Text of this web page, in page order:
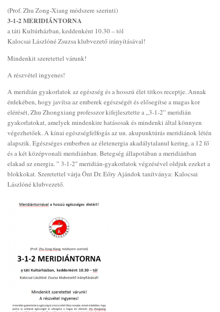
(Prof. Zhu Zong-Xiang módszere szerinti)
3-1-2 MERIDIÁNTORNA
a táti Kultúrházban, keddenként 10.30 – tól
Kalocsai Lászlóné Zsuzsa klubvezető irányításával!
Mindenkit szeretettel várunk!
A részvétel ingyenes!
A meridián gyakorlatok az egészség és a hosszú élet titkos receptje. Annak
érdekében, hogy javítsa az emberek egészségét és elősegítse a magas kor
elérését, Zhu Zhongxiang professzor kifejlesztette a „3-1-2” meridián
gyakorlatokat, amelyek mindenkire hatásosak és mindenki által könnyen
végezhetőek. A kínai egészségfelfogás az un. akupunktúrás meridiánok létén
alapszik. Egészséges emberben az életenergia akadálytalanul kering, a 12 fő
és a két középvonali meridiánban. Betegség állapotában a meridiánban
elakad az energia. ” 3-1-2″ meridián-gyakorlatok végzésével oldjuk ezeket a
blokkokat. Szeretettel várja Önt Dr. Eőry Ajándok tanítványa: Kalocsai
Lászlóné klubvezető.